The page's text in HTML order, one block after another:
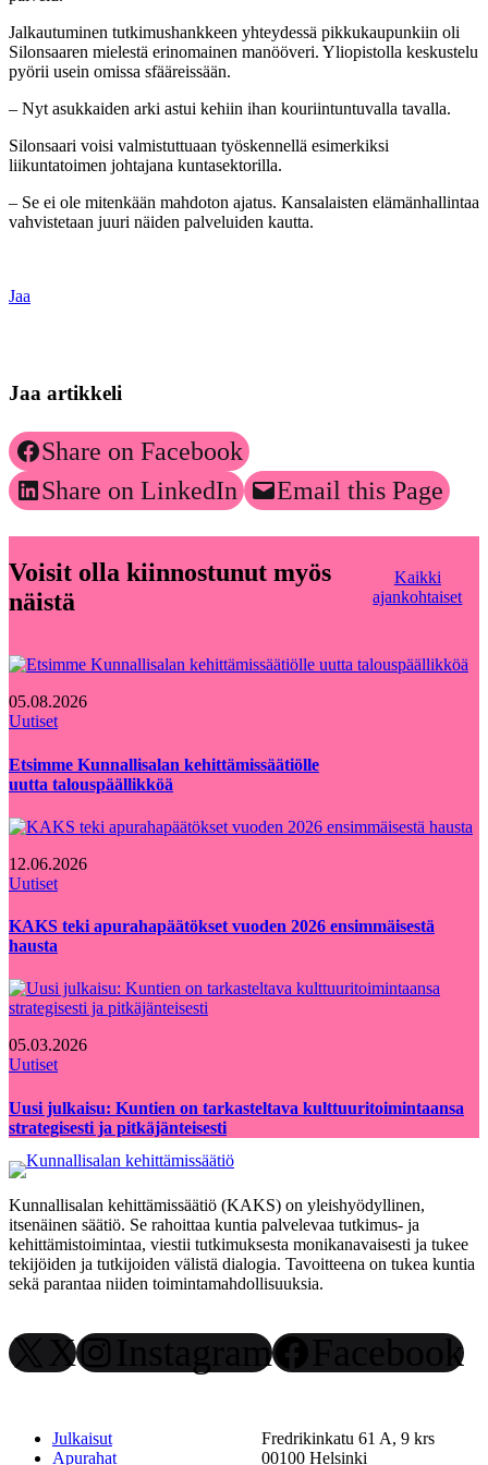
Jalkautuminen tutkimushankkeen yhteydessä pikkukaupunkiin oli
Silonsaaren mielestä erinomainen manööveri. Yliopistolla keskustelu
pyörii usein omissa sfääreissään.
– Nyt asukkaiden arki astui kehiin ihan kouriintuntuvalla tavalla.
Silonsaari voisi valmistuttuaan työskennellä esimerkiksi
liikuntatoimen johtajana kuntasektorilla.
– Se ei ole mitenkään mahdoton ajatus. Kansalaisten elämänhallintaa
vahvistetaan juuri näiden palveluiden kautta.
Jaa
Jaa artikkeli
Share on Facebook
Share on LinkedIn
Email this Page
Voisit olla kiinnostunut myös
näistä
Kaikki
ajankohtaiset
05.08.2026
Uutiset
Etsimme Kunnallisalan kehittämissäätiölle
uutta talouspäällikköä
12.06.2026
Uutiset
KAKS teki apurahapäätökset vuoden 2026 ensimmäisestä
hausta
05.03.2026
Uutiset
Uusi julkaisu: Kuntien on tarkasteltava kulttuuritoimintaansa
strategisesti ja pitkäjänteisesti
Kunnallisalan kehittämissäätiö (KAKS) on yleishyödyllinen,
itsenäinen säätiö. Se rahoittaa kuntia palvelevaa tutkimus- ja
kehittämistoimintaa, viestii tutkimuksesta monikanavaisesti ja tukee
tekijöiden ja tutkijoiden välistä dialogia. Tavoitteena on tukea kuntia
sekä parantaa niiden toimintamahdollisuuksia.
X Instagram Facebook
Julkaisut
Apurahat
Fredrikinkatu 61 A, 9 krs
00100 Helsinki